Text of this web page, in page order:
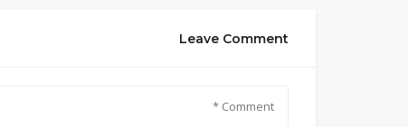
Leave Comment